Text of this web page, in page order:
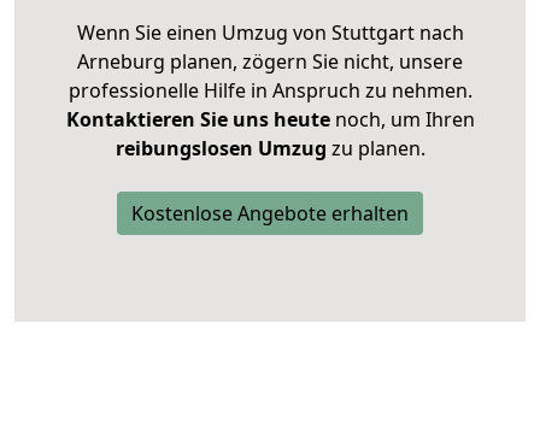
Wenn Sie einen Umzug von Stuttgart nach
Arneburg planen, zögern Sie nicht, unsere
professionelle Hilfe in Anspruch zu nehmen.
Kontaktieren Sie uns heutenoch, um Ihren
reibungslosen Umzug zu planen.
Kostenlose Angebote erhalten